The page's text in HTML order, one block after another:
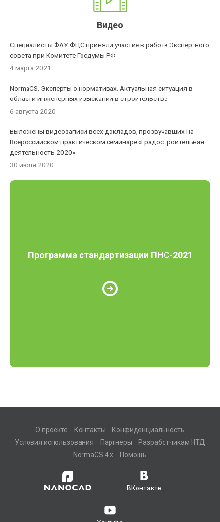
Видео
Специалисты ФАУ ФЦС приняли участие в работе Экспертного
совета при Комитете Госдумы РФ
4 марта 2021
NormaCS. Эксперты о нормативах. Актуальная ситуация в
области инженерных изысканий в строительстве
6 августа 2020
Выложены видеозаписи всех докладов, прозвучавших на
Всероссийском практическом семинаре «Градостроительная
деятельность-2020»
30 июля 2020
Программа стандартизации ПНС-2021
О проекте Контакты
Конфиденциальность
Условия использования
Партнеры
Разработчикам НТД
NormaCS 4.x
Помощь
ВКонтакте